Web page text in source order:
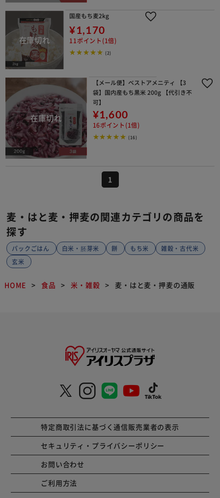
国産もち麦2kg
¥1,170
11ポイント(1倍)
(2)
【メール便】ベストアメニティ 【3
袋】国内産もち黒米 200g 【代引き不
可】
¥1,600
16ポイント(1倍)
(16)
1
麦・はと麦・押麦の関連カテゴリの商品を
探す
パックごはん 白米・胚芽米 餅 もち米
雑穀・古代米
玄米
HOME 食品 米・雑穀 麦・はと麦・押麦の通販
特定商取引法に基づく通信販売業者の表示
セキュリティ・プライバシーポリシー
お問い合わせ
ご利用方法